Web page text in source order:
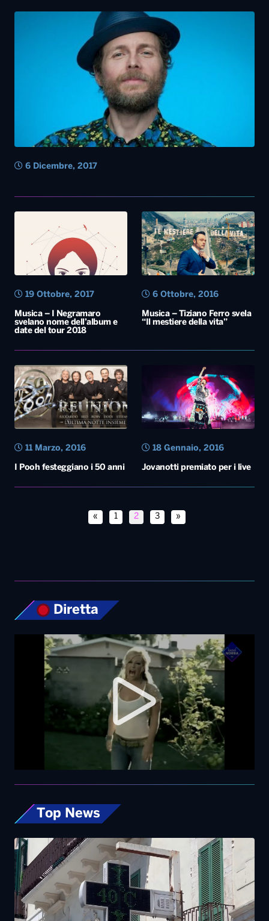
6 Dicembre, 2017
Musica – I Negramaro
svelano nome dell’album e
date del tour 2018
19 Ottobre, 2017
Musica – Tiziano Ferro svela
“Il mestiere della vita”
6 Ottobre, 2016
I Pooh festeggiano i 50 anni
11 Marzo, 2016
Jovanotti premiato per i live
18 Gennaio, 2016
« 1 2 3 »
Diretta
Top News